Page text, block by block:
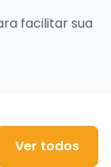
facilitar sua
Ver todos